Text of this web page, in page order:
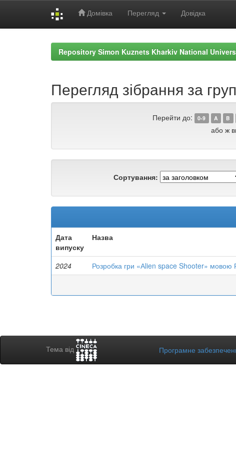
Домівка Перегляд Довідка
Repository Simon Kuznets Kharkiv National
Перегляд зібрання за
Перейти до: 0-9 A B
або ж
Сортування:
Дата
випуску
Назва
2024 Розробка гри «Аlien space Shooter» мовою
Тема від Програмне